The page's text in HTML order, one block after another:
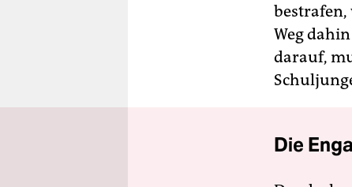
bestrafen,
Weg
darauf,
Die